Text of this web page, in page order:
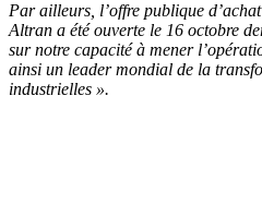
Par ailleurs, l’offre publique
Altran a été ouverte le 16 octobre
sur notre capacité à mener
ainsi un leader mondial de la
industrielles ».